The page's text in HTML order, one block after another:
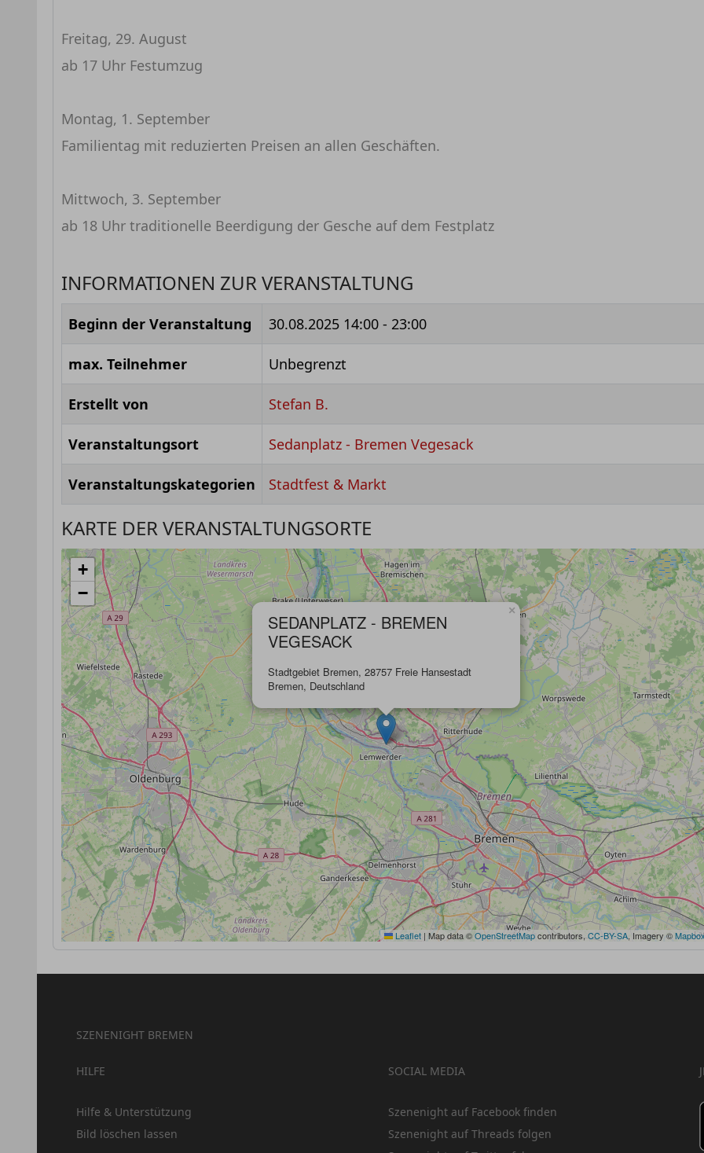
Freitag, 29. August
ab 17 Uhr Festumzug
Montag, 1. September
Familientag mit reduzierten Preisen an allen Geschäften.
Mittwoch, 3. September
ab 18 Uhr traditionelle Beerdigung der Gesche auf dem Festplatz
INFORMATIONEN ZUR VERANSTALTUNG
Beginn der Veranstaltung 30.08.2025 14:00 - 23:00
max. Teilnehmer Unbegrenzt
Erstellt von Stefan B.
Veranstaltungsort Sedanplatz - Bremen Vegesack
Veranstaltungskategorien Stadtfest & Markt
KARTE DER VERANSTALTUNGSORTE
SEDANPLATZ - BREMEN
VEGESACK
Stadtgebiet Bremen, 28757 Freie Hansestadt
Bremen, Deutschland
×
+
−
Leaflet | Map data ©OpenStreetMapcontributors, CC-BY-SA , Imagery ©
SZENENIGHT BREMEN
HILFE
Hilfe & Unterstützung
Bild löschen lassen
SOCIAL MEDIA
Szenenight auf Facebook finden
Szenenight auf Threads folgen